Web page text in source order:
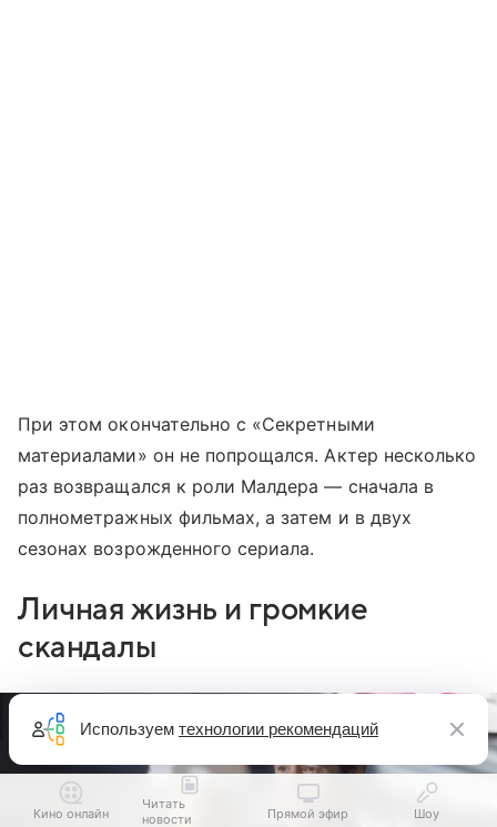
При этом окончательно с «Секретными
материалами» он не попрощался. Актер несколько
раз возвращался к роли Малдера — сначала в
полнометражных фильмах, а затем и в двух
сезонах возрожденного сериала.
Личная жизнь и громкие
скандалы
Кино онлайн
Читать
новости
Прямой эфир Шоу
Используем технологии рекомендаций